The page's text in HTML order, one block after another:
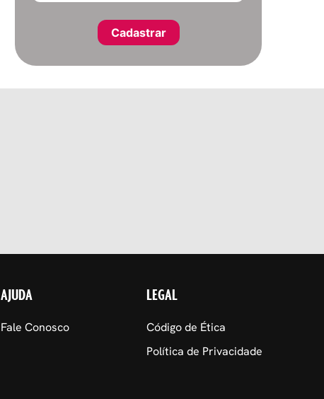
AJUDA
Fale Conosco
LEGAL
Código de Ética
Política de Privacidade